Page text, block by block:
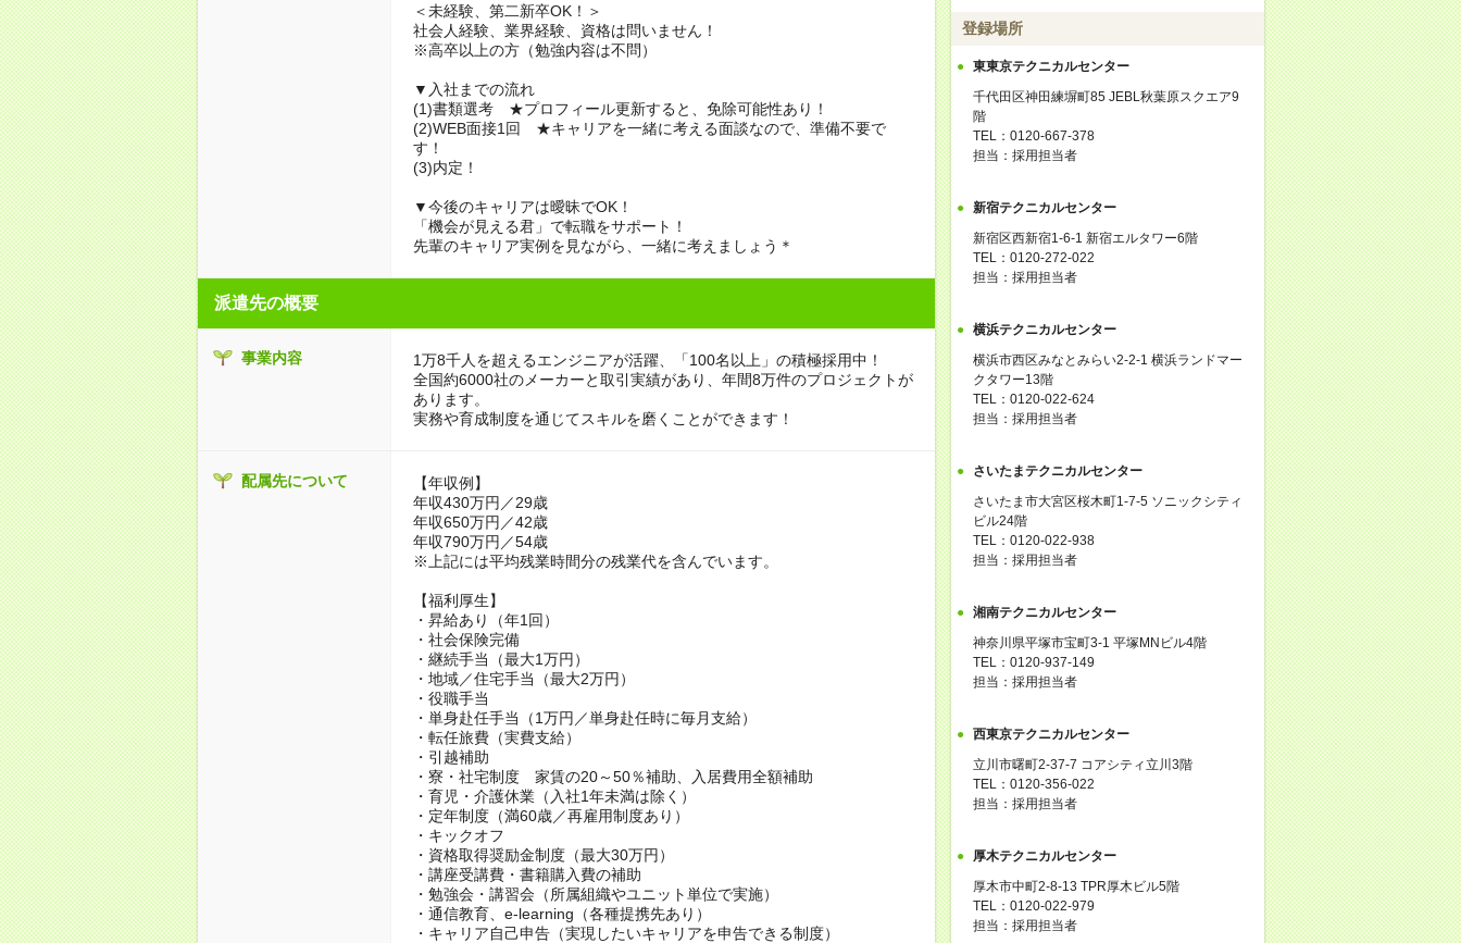
＜未経験、第二新卒OK！＞
社会人経験、業界経験、資格は問いません！
※高卒以上の方（勉強内容は不問）
▼入社までの流れ
(1)書類選考 ★プロフィール更新すると、免除可能性あり！
(2)WEB面接1回 ★キャリアを一緒に考える面談なので、準備不要で
す！
(3)内定！
▼今後のキャリアは曖昧でOK！
「機会が見える君」で転職をサポート！
先輩のキャリア実例を見ながら、一緒に考えましょう＊
派遣先の概要
事業内容
1万8千人を超えるエンジニアが活躍、「100名以上」の積極採用中！
全国約6000社のメーカーと取引実績があり、年間8万件のプロジェクトが
あります。
実務や育成制度を通じてスキルを磨くことができます！
配属先について
【年収例】
年収430万円／29歳
年収650万円／42歳
年収790万円／54歳
※上記には平均残業時間分の残業代を含んでいます。
【福利厚生】
・昇給あり（年1回）
・社会保険完備
・継続手当（最大1万円）
・地域／住宅手当（最大2万円）
・役職手当
・単身赴任手当（1万円／単身赴任時に毎月支給）
・転任旅費（実費支給）
・引越補助
・寮・社宅制度 家賃の20～50％補助、入居費用全額補助
・育児・介護休業（入社1年未満は除く）
・定年制度（満60歳／再雇用制度あり）
・キックオフ
・資格取得奨励金制度（最大30万円）
・講座受講費・書籍購入費の補助
・勉強会・講習会（所属組織やユニット単位で実施）
・通信教育、e-learning（各種提携先あり）
・キャリア自己申告（実現したいキャリアを申告できる制度）
登録場所
東東京テクニカルセンター
千代田区神田練塀町85 JEBL秋葉原スクエア9
階
TEL：0120-667-378
担当：採用担当者
新宿テクニカルセンター
新宿区西新宿1-6-1 新宿エルタワー6階
TEL：0120-272-022
担当：採用担当者
横浜テクニカルセンター
横浜市西区みなとみらい2-2-1 横浜ランドマー
クタワー13階
TEL：0120-022-624
担当：採用担当者
さいたまテクニカルセンター
さいたま市大宮区桜木町1-7-5 ソニックシティ
ビル24階
TEL：0120-022-938
担当：採用担当者
湘南テクニカルセンター
神奈川県平塚市宝町3-1 平塚MNビル4階
TEL：0120-937-149
担当：採用担当者
西東京テクニカルセンター
立川市曙町2-37-7 コアシティ立川3階
TEL：0120-356-022
担当：採用担当者
厚木テクニカルセンター
厚木市中町2-8-13 TPR厚木ビル5階
TEL：0120-022-979
担当：採用担当者